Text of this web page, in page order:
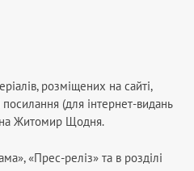
розміщених на сайті,
(для інтернет-видань
Житомир Щодня.
«Прес-реліз» та в розділі